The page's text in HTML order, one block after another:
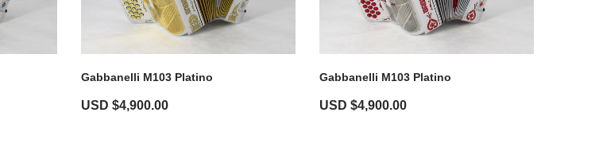
Gabbanelli M103 Platino
USD $4,900.00
Gabbanelli M103 Platino
USD $4,900.00